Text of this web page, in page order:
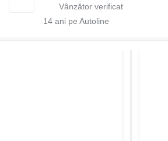
14 ani pe Autoline